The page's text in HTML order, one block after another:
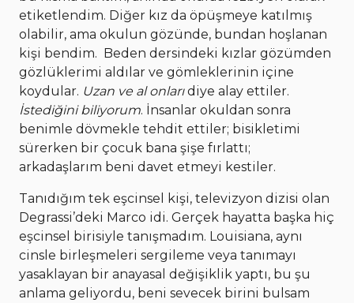
etiketlendim. Diğer kız da öpüşmeye katılmış
olabilir, ama okulun gözünde, bundan hoşlanan
kişi bendim. Beden dersindeki kızlar gözümden
gözlüklerimi aldılar ve gömleklerinin içine
koydular. Uzan ve al onlarıdiye alay ettiler.
İstediğini biliyorum. İnsanlar okuldan sonra
benimle dövmekle tehdit ettiler; bisikletimi
sürerken bir çocuk bana şişe fırlattı;
arkadaşlarım beni davet etmeyi kestiler.
Tanıdığım tek eşcinsel kişi, televizyon dizisi olan
Degrassi’deki Marco idi. Gerçek hayatta başka hiç
eşcinsel birisiyle tanışmadım. Louisiana, aynı
cinsle birleşmeleri sergileme veya tanımayı
yasaklayan bir anayasal değişiklik yaptı, bu şu
anlama geliyordu, beni sevecek birini bulsam